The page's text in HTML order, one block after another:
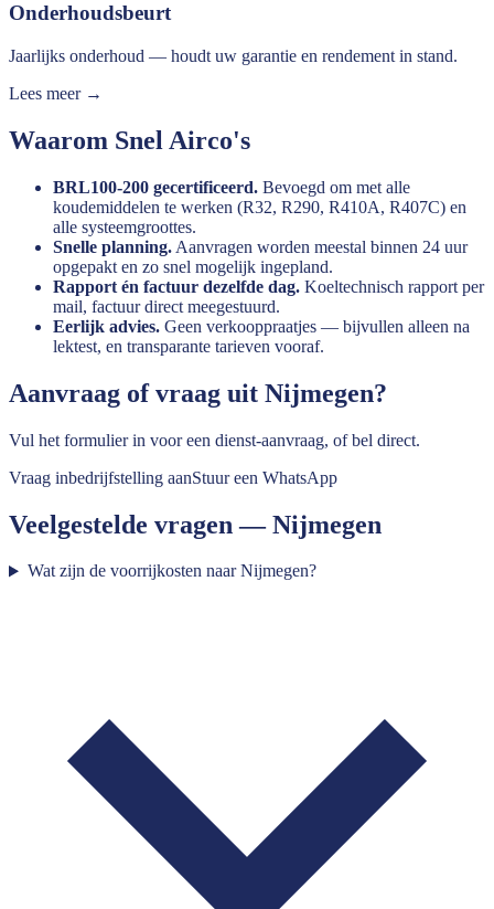
Onderhoudsbeurt
Jaarlijks onderhoud — houdt uw garantie en rendement in stand.
Lees meer →
Waarom Snel Airco's
BRL100-200 gecertificeerd. Bevoegd om met alle
koudemiddelen te werken (R32, R290, R410A, R407C) en
alle systeemgroottes.
Snelle planning. Aanvragen worden meestal binnen 24 uur
opgepakt en zo snel mogelijk ingepland.
Rapport én factuur dezelfde dag. Koeltechnisch rapport per
mail, factuur direct meegestuurd.
Eerlijk advies. Geen verkooppraatjes — bijvullen alleen na
lektest, en transparante tarieven vooraf.
Aanvraag of vraag uit Nijmegen?
Vul het formulier in voor een dienst-aanvraag, of bel direct.
Vraag inbedrijfstelling aanStuur een WhatsApp
Veelgestelde vragen —Nijmegen
Wat zijn de voorrijkosten naar Nijmegen?